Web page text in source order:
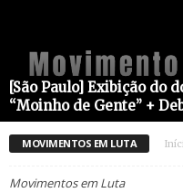
[São Paulo] Exibição do
“Moinho de Gente” +
MOVIMENTOS EM LUTA
Movimentos em Luta